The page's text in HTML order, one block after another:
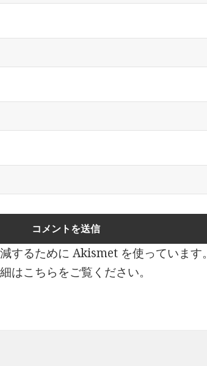
するために Akismet を使っています。
はこちらをご覧ください。